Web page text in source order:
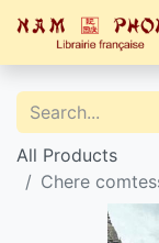
All Products
Chere